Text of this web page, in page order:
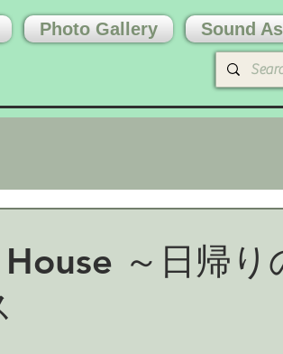
Photo Gallery Sound
～日帰り